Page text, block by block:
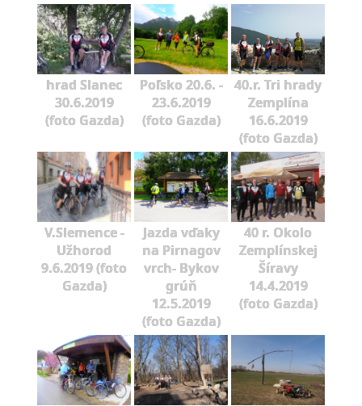
hrad Slanec
30.6.2019
(foto Gazda)
Poľsko 20.6. -
23.6.2019
(foto Gazda)
40.r. Tri hrady
Zemplína
16.6.2019
(foto Gazda)
V.Slemence -
Užhorod
9.6.2019 (foto
Gazda)
Jazda vďaky
na Pirnagov
vrch- Bykov
grúň
12.5.2019
(foto Gazda)
40 r. Okolo
Zemplínskej
Šíravy
14.4.2019
(foto Gazda)